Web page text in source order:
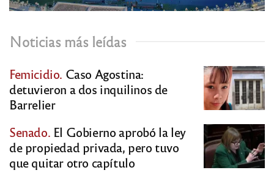
Noticias más leídas
Femicidio. Caso Agostina:
detuvieron a dos inquilinos de
Barrelier
Senado. El Gobierno aprobó la ley
de propiedad privada, pero tuvo
que quitar otro capítulo